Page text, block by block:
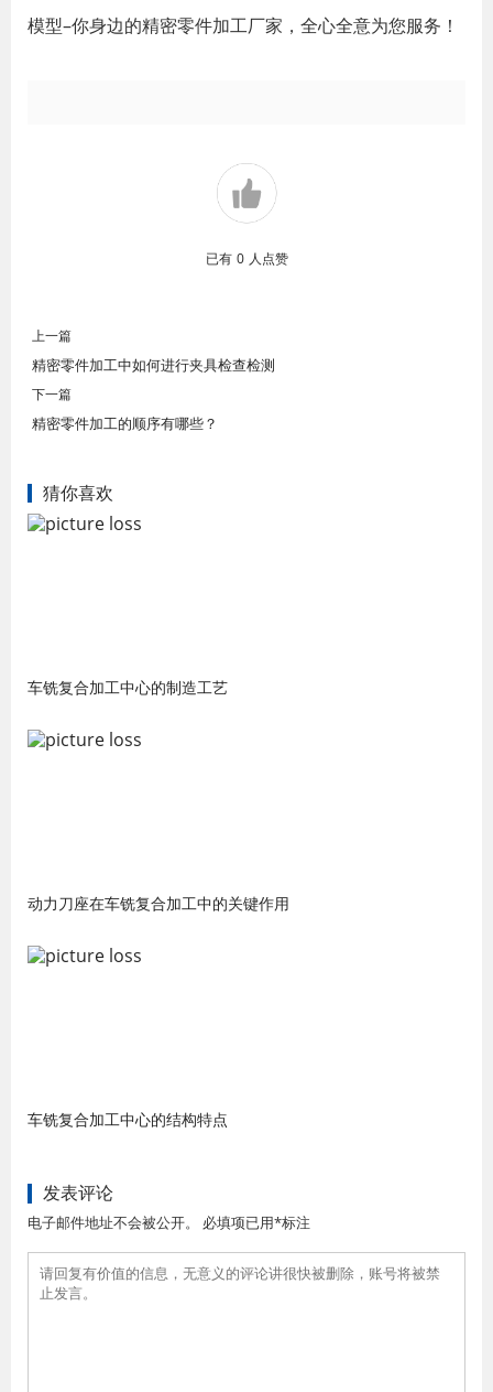
模型–你身边的精密零件加工厂家，全心全意为您服务！
已有 0 人点赞
上一篇
精密零件加工中如何进行夹具检查检测
下一篇
精密零件加工的顺序有哪些？
猜你喜欢
车铣复合加工中心的制造工艺
动力刀座在车铣复合加工中的关键作用
车铣复合加工中心的结构特点
发表评论
电子邮件地址不会被公开。 必填项已用*标注